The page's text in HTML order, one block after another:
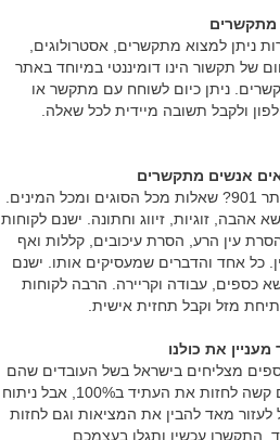
מתקשרים
ניתן למצוא מתקשרים, אסטרולוגים,
של תקשור הינו דומיננטי במיוחד באתר
ניתן כיום לשוחח עם מתקשר או
ולקבל תשובה מיידית לכל שאלה.
אנשים מתקשרים
אילו שאלות נשאלות ע"י גולשי אתר 901? שאלות מכל הסוגים ומכל המינים.
אהבה, זוגיות, זיווג וחתונה. ישנם לקוחות
עין הרע, הסרת עיכובים, קללות ואף
כל אחד והדברים שמעסיקים אותו. ישנם
כספים, עבודה וקריירה. הרבה לקוחות
מזל וקבל תחזית אישית.
מעניין את כולנו
901 ואתרים נוספים מצליחים בישראל בשל העובדים שהם
חושפים בפנינו את העתיד. אמנם קשה לחזות את העתיד ב100%, אבל ניתוח
לעזור מאד להבין את המציאות וגם לחזות
התקשרו עכשיו ותגלו בעצמכם.